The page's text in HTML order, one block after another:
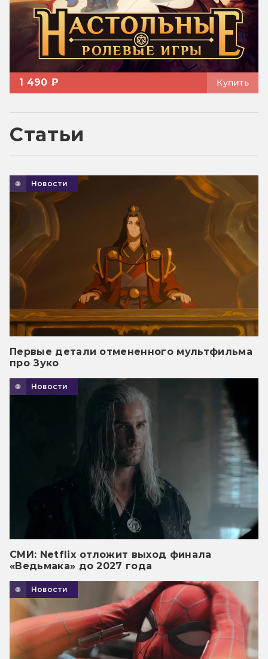
1 490 ₽ Купить
Статьи
Новости
Первые детали отмененного мультфильма
про Зуко
Новости
СМИ: Netflix отложит выход финала
«Ведьмака» до 2027 года
Новости